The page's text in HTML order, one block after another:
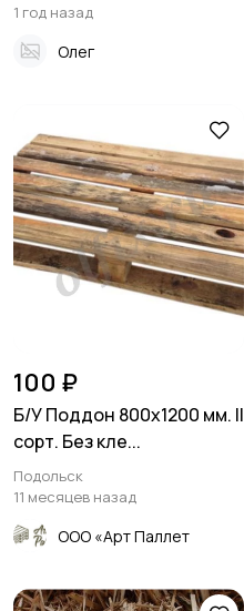
1 год назад
Олег
100 ₽
Б/У Поддон 800х1200 мм. II
сорт. Без кле...
Подольск
11 месяцев назад
ООО «Арт Паллет